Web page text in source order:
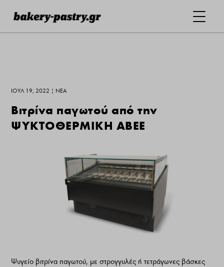
ΙΟΎΛ 19, 2022 | ΝΕΑ
Βιτρίνα παγωτού από την
ΨΥΚΤΟΘΕΡΜΙΚΗ ΑΒΕΕ
Ψυγείο βιτρίνα παγωτού, με στρογγυλές ή τετράγωνες βάσκες